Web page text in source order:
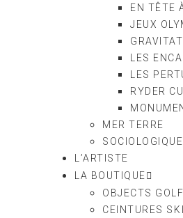
EN TÊTE
JEUX
LES
LES
RYDER
MER TERRE
SOCIOLOGIQUE
L’ARTISTE
LA BOUTIQUE
OBJECTS GOLF
CEINTURES